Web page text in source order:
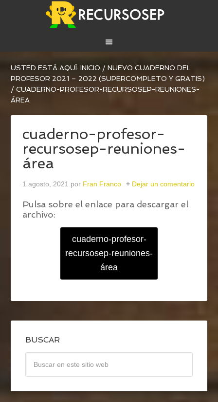
USTED ESTÁ AQUÍ:INICIO / NUEVO CUADERNO DEL
PROFESOR 2021 – 2022 (SUPERCOMPLETO Y GRATIS)
/ CUADERNO-PROFESOR-RECURSOSEP-REUNIONES-
ÁREA
cuaderno-profesor-
recursosep-reuniones-
área
1 agosto, 2021 por Fran Franco Dejar un comentario
Pulsa sobre el enlace para descargar el
archivo:
cuaderno-profesor-
recursosep-reuniones-
área
BUSCAR